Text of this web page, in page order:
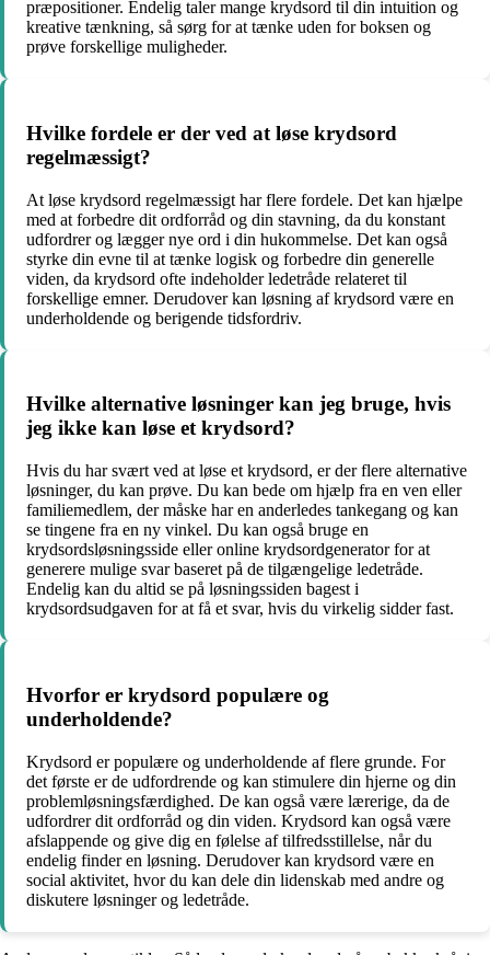
præpositioner. Endelig taler mange krydsord til din intuition og
kreative tænkning, så sørg for at tænke uden for boksen og
prøve forskellige muligheder.
Hvilke fordele er der ved at løse krydsord
regelmæssigt?
At løse krydsord regelmæssigt har flere fordele. Det kan hjælpe
med at forbedre dit ordforråd og din stavning, da du konstant
udfordrer og lægger nye ord i din hukommelse. Det kan også
styrke din evne til at tænke logisk og forbedre din generelle
viden, da krydsord ofte indeholder ledetråde relateret til
forskellige emner. Derudover kan løsning af krydsord være en
underholdende og berigende tidsfordriv.
Hvilke alternative løsninger kan jeg bruge, hvis
jeg ikke kan løse et krydsord?
Hvis du har svært ved at løse et krydsord, er der flere alternative
løsninger, du kan prøve. Du kan bede om hjælp fra en ven eller
familiemedlem, der måske har en anderledes tankegang og kan
se tingene fra en ny vinkel. Du kan også bruge en
krydsordsløsningsside eller online krydsordgenerator for at
generere mulige svar baseret på de tilgængelige ledetråde.
Endelig kan du altid se på løsningssiden bagest i
krydsordsudgaven for at få et svar, hvis du virkelig sidder fast.
Hvorfor er krydsord populære og
underholdende?
Krydsord er populære og underholdende af flere grunde. For
det første er de udfordrende og kan stimulere din hjerne og din
problemløsningsfærdighed. De kan også være lærerige, da de
udfordrer dit ordforråd og din viden. Krydsord kan også være
afslappende og give dig en følelse af tilfredsstillelse, når du
endelig finder en løsning. Derudover kan krydsord være en
social aktivitet, hvor du kan dele din lidenskab med andre og
diskutere løsninger og ledetråde.